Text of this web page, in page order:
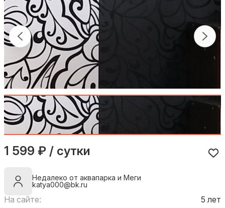
1 599 ₽ / сутки
Недалеко от аквапарка и Меги
katya000@bk.ru
На сайте: 5 лет